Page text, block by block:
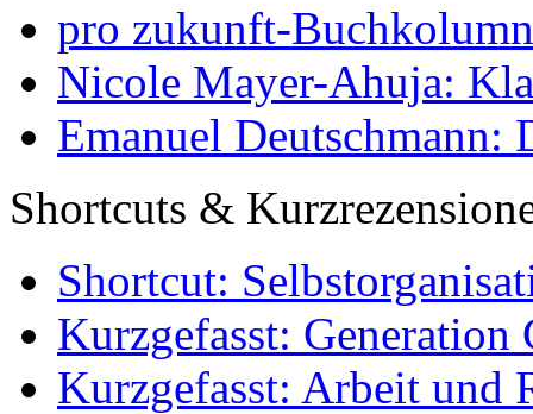
pro zukunft-
Nicole Mayer-Ahuja:
Emanuel Deutschmann:
Shortcuts &
Shortcut:
Kurzgefasst: Generation
Kurzgefasst: Arbeit und